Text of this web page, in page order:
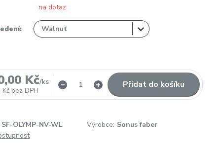
na dotaz
Kč/ks
bez DPH
Přidat do košíku
SF-OLYMP-NV-WL Výrobce: Sonus faber